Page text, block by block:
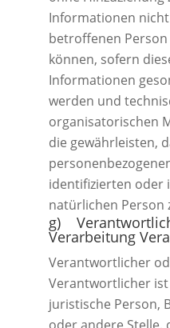
Informationen
betroffenen
können, sofern
Informationen
werden und
organisatorischen
die gewährleisten,
identifizierten oder
natürlichen Person
g)
Verarbeitung
Verantwortlicher
Verantwortlicher
juristische Person,